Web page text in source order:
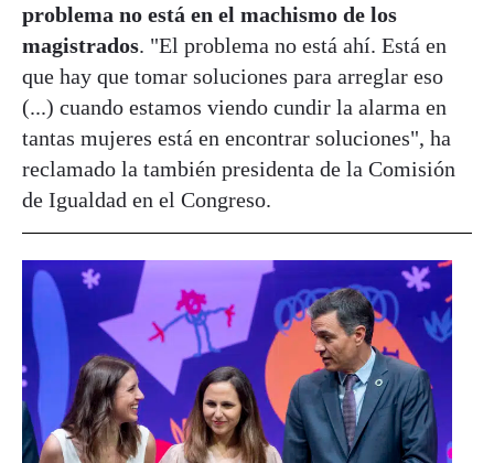
problema no está en el machismo de los
magistrados. "El problema no está ahí. Está en
que hay que tomar soluciones para arreglar eso
(...) cuando estamos viendo cundir la alarma en
tantas mujeres está en encontrar soluciones", ha
reclamado la también presidenta de la Comisión
de Igualdad en el Congreso.